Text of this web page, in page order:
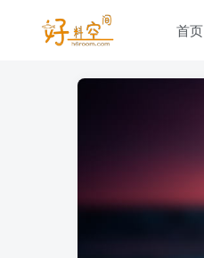
首页